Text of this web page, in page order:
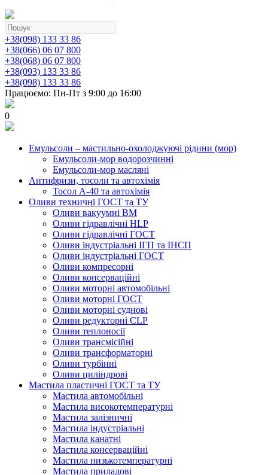
+38(098) 133 33 86
+38(066) 06 07 800
+38(068) 06 07 800
+38(093) 133 33 86
+38(098) 133 33 86
Працюємо: Пн-Пт з 9:00 до 16:00
0
Емульсоли – мастильно-охолоджуючі рідини (мор)
Емульсоли-мор водорозчинні
Емульсоли-мор масляні
Антифризи, тосоли та автохімія
Тосол А-40 та автохімія
Оливи техничні ГОСТ та ТУ
Оливи вакуумні ВМ
Оливи гідравлічні HLP
Оливи гідравлічні ГОСТ
Оливи індустріальні ІГП та ІНСП
Оливи індустріальні ГОСТ
Оливи компресорні
Оливи консерваційні
Оливи моторні автомобільні
Оливи моторні ГОСТ
Оливи моторні суднові
Оливи редукторні CLP
Оливи теплоносії
Оливи трансмісійні
Оливи трансформаторні
Оливи турбінні
Оливи циліндрові
Мастила пластичні ГОСТ та ТУ
Мастила автомобільні
Мастила високотемпературні
Мастила залізничні
Мастила індустріальні
Мастила канатні
Мастила консерваційні
Мастила низькотемпературні
Мастила приладові